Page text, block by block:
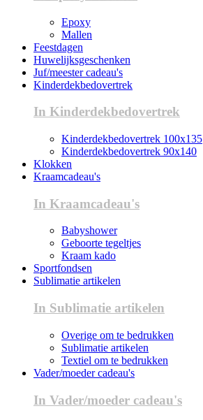
Epoxy
Mallen
Feestdagen
Huwelijksgeschenken
Juf/meester cadeau's
Kinderdekbedovertrek
In Kinderdekbedovertrek
Kinderdekbedovertrek 100x135
Kinderdekbedovertrek 90x140
Klokken
Kraamcadeau's
In Kraamcadeau's
Babyshower
Geboorte tegeltjes
Kraam kado
Sportfondsen
Sublimatie artikelen
In Sublimatie artikelen
Overige om te bedrukken
Sublimatie artikelen
Textiel om te bedrukken
Vader/moeder cadeau's
In Vader/moeder cadeau's